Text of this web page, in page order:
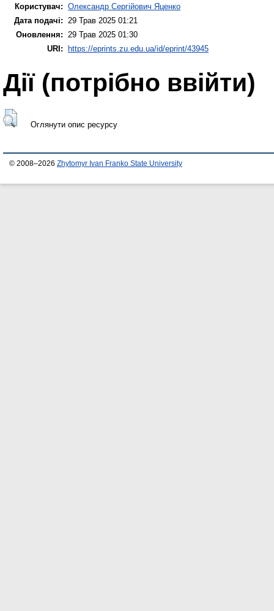
Користувач: Олександр Сергійович Яценко
Дата подачі: 29 Трав 2025 01:21
Оновлення: 29 Трав 2025 01:30
URI:
https://eprints.zu.edu.ua/id/eprint/43945
Дії ​​(потрібно ввійти)
Оглянути опис ресурсу
© 2008–2026 Zhytomyr Ivan Franko State University